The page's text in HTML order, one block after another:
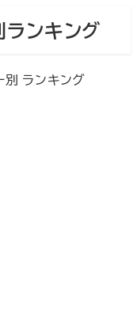
ンキング
別 ランキング